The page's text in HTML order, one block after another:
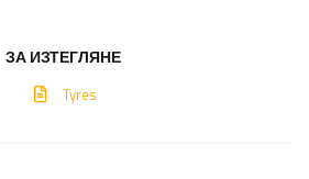
ЗА ИЗТЕГЛЯНЕ
Tyres